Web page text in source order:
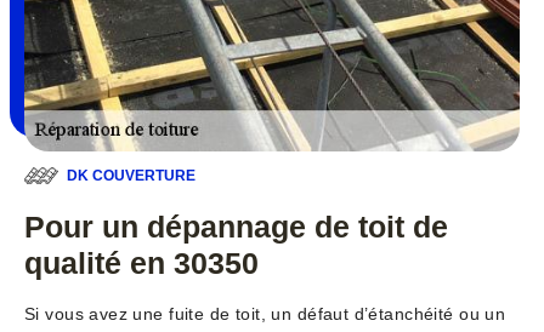
DK COUVERTURE
Pour un dépannage de toit de
qualité en 30350
Si vous avez une fuite de toit, un défaut d’étanchéité ou un